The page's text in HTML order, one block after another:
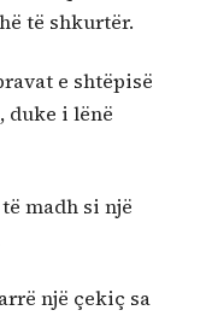
të shkurtër.
e shtëpisë
duke i lënë
madh si një
një çekiç sa